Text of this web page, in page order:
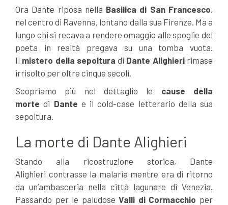
Ora Dante riposa nella Basilica di San Francesco,
nel centro di Ravenna, lontano dalla sua Firenze. Ma a
lungo chi si recava a rendere omaggio alle spoglie del
poeta in realtà pregava su una tomba vuota.
Il mistero della sepoltura di Dante Alighieririmase
irrisolto per oltre cinque secoli.
Scopriamo più nel dettaglio le cause della
morte di Dante e il cold-case letterario della sua
sepoltura.
La morte di Dante Alighieri
Stando alla ricostruzione storica, Dante
Alighieri contrasse la malaria mentre era di ritorno
da un’ambasceria nella città lagunare di Venezia.
Passando per le paludoseValli di Cormacchio per